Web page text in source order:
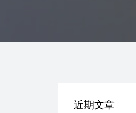
近期文章